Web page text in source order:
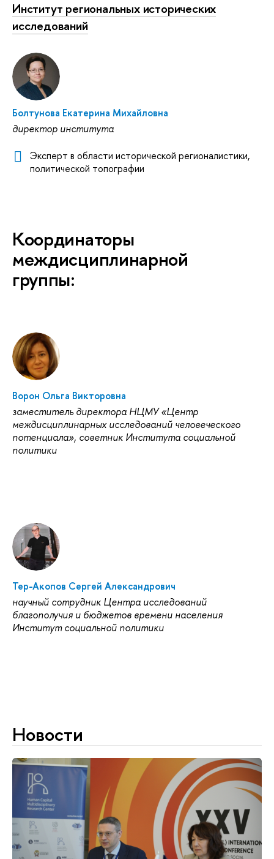
Институт региональных исторических
исследований
Болтунова Екатерина Михайловна
директор института
Эксперт в области исторической регионалистики,
политической топографии
Координаторы
междисциплинарной
группы:
Ворон Ольга Викторовна
заместитель директора НЦМУ «Центр
междисциплинарных исследований человеческого
потенциала», советник Института социальной
политики
Тер-Акопов Сергей Александрович
научный сотрудник Центра исследований
благополучия и бюджетов времени населения
Институт социальной политики
Новости